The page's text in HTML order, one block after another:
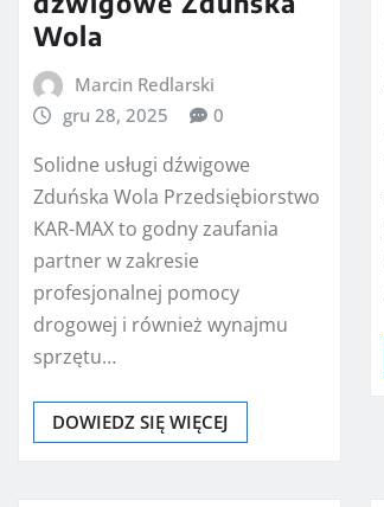
Wola
Marcin Redlarski
gru 28, 2025
0
Solidne usługi dźwigowe
Zduńska Wola Przedsiębiorstwo
KAR-MAX to godny zaufania
partner w zakresie
profesjonalnej pomocy
drogowej i również wynajmu
sprzętu…
DOWIEDZ SIĘ WIĘCEJ